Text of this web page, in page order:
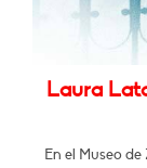
Laura
En el Museo